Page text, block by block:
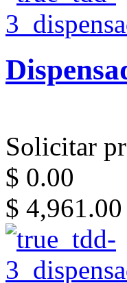
Solicitar
$ 0.00
$ 4,961.00